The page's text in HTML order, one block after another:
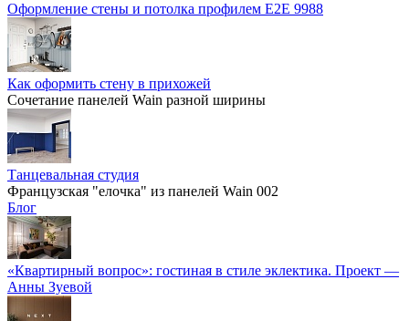
Оформление стены и потолка профилем E2E 9988
Как оформить стену в прихожей
Сочетание панелей Wain разной ширины
Танцевальная студия
Французская "елочка" из панелей Wain 002
Блог
«Квартирный вопрос»: гостиная в стиле эклектика. Проект —
Анны Зуевой